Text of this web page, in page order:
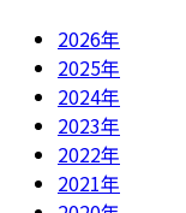
2026年
2025年
2024年
2023年
2022年
2021年